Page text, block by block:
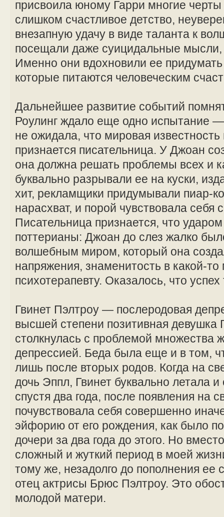
присвоила юному Гарри многие
слишком счастливое детство,
внезапную удачу в виде таланта к
посещали даже суицидальные мысли,
Именно они вдохновили ее
которые питаются человеческим
Дальнейшее развитие событий
Роулинг ждало еще одно испытание
не ожидала, что мировая известность
признается писательница. У Джоан
она должна решать проблемы всех и
буквально разрывали ее на куски,
хит, рекламщики придумывали пиар-
нарасхват, и порой чувствовала себя
Писательница признается, что
поттерианы: Джоан до слез жалко
волшебным миром, который она
напряжения, знаменитость в какой-
психотерапевту. Оказалось, что
Гвинет Пэлтроу — послеродовая
высшей степени позитивная девушка
столкнулась с проблемой
депрессией. Беда была еще и в том,
лишь после вторых родов. Когда на
дочь Эппл, Гвинет буквально летала
спустя два года, после появления на
почувствовала себя совершенно
эйфорию от его рождения, как было
дочери за два года до этого. Но
сложный и жуткий период в моей
тому же, незадолго до пополнения ее
отец актрисы Брюс Пэлтроу. Это
молодой матери.